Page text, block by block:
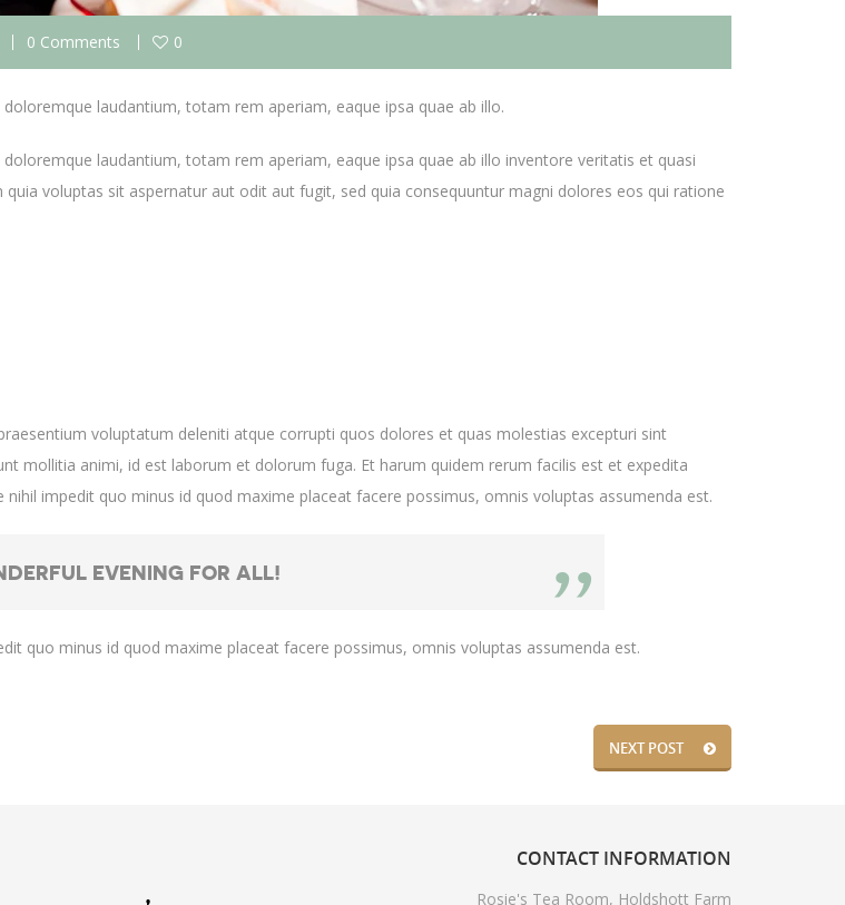
0 Comments 0
laudantium, totam rem aperiam, eaque ipsa quae ab illo.
laudantium, totam rem aperiam, eaque ipsa quae ab illo inventore veritatis et quasi
voluptas sit aspernatur aut odit aut fugit, sed quia consequuntur magni dolores eos qui ratione
voluptatum deleniti atque corrupti quos dolores et quas molestias excepturi sint
mollitia animi, id est laborum et dolorum fuga. Et harum quidem rerum facilis est et expedita
impedit quo minus id quod maxime placeat facere possimus, omnis voluptas assumenda est.
EVENING FOR ALL!
quo minus id quod maxime placeat facere possimus, omnis voluptas assumenda est.
NEXT POST
CONTACT INFORMATION
Rosie's Tea Room, Holdshott Farm